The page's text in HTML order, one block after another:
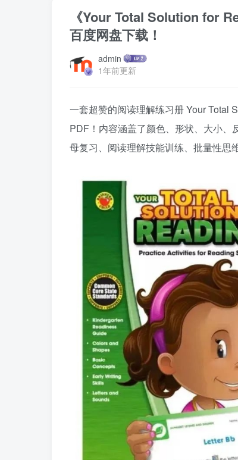
《Your Total Solution for
百度网盘下载！
admin
1年前更新
一套超赞的阅读理解练习册 Your Total
PDF！内容涵盖了颜色、形状、大小
母复习、阅读理解技能训练、批量性思